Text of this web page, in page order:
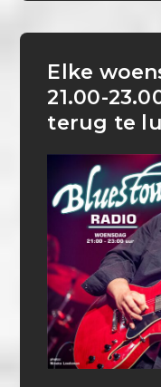
Elke
21.00-
terug te